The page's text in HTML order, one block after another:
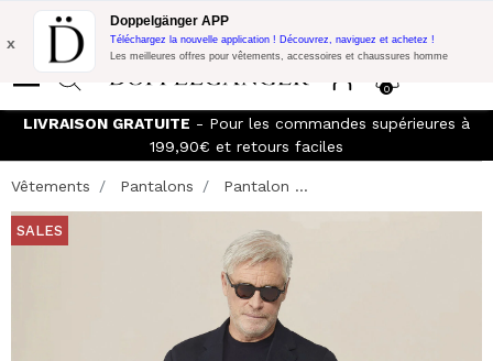
Promo Flash: 10% de réduction supplémentaire sur 300€ d'achat
avec le code:
0
x
Doppelgänger APP
Téléchargez la nouvelle application ! Découvrez, naviguez et achetez !
Les meilleures offres pour vêtements, accessoires et chaussures homme
LIVRAISON GRATUITE - Pour les commandes supérieures à
199,90€ et retours faciles
Vêtements Pantalons Pantalon ...
SALES